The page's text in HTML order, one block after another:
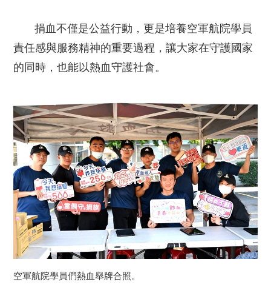
捐血不僅是公益行動，更是培養空軍航院學員
責任感與服務精神的重要過程，讓大家在守護國家
的同時，也能以熱血守護社會。
空軍航院學員們熱血舉牌合照。